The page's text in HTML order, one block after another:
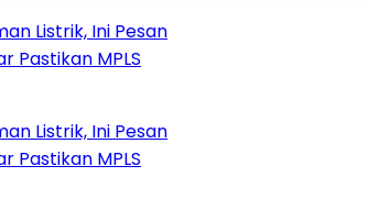
Ini Pesan
MPLS
Ini Pesan
MPLS